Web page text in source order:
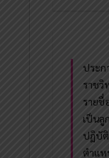
ประก
ราชวิ
รายชื่
เป็นลู
ปฏิบั
ตำแห